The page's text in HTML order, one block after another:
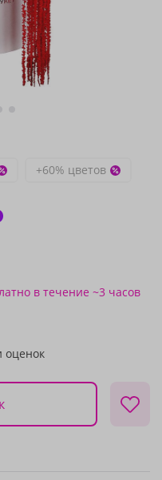
+60% цветов
в течение ~3 часов
оценок